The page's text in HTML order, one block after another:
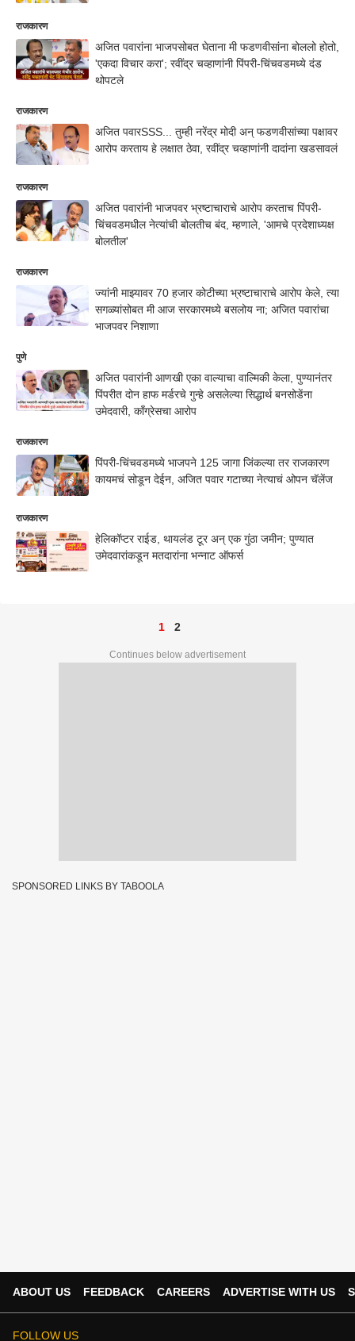
राजकारण
अजित पवारांना भाजपसोबत घेताना मी फडणवीसांना बोललो होतो,
'एकदा विचार करा'; रवींद्र चव्हाणांनी पिंपरी-चिंचवडमध्ये दंड
थोपटले
राजकारण
अजित पवारSSS... तुम्ही नरेंद्र मोदी अन् फडणवीसांच्या पक्षावर
आरोप करताय हे लक्षात ठेवा, रवींद्र चव्हाणांनी दादांना खडसावलं
राजकारण
अजित पवारांनी भाजपवर भ्रष्टाचाराचे आरोप करताच पिंपरी-
चिंचवडमधील नेत्यांची बोलतीच बंद, म्हणाले, 'आमचे प्रदेशाध्यक्ष
बोलतील'
राजकारण
ज्यांनी माझ्यावर 70 हजार कोटीच्या भ्रष्टाचाराचे आरोप केले, त्या
सगळ्यांसोबत मी आज सरकारमध्ये बसलोय ना; अजित पवारांचा
भाजपवर निशाणा
पुणे
अजित पवारांनी आणखी एका वाल्याचा वाल्मिकी केला, पुण्यानंतर
पिंपरीत दोन हाफ मर्डरचे गुन्हे असलेल्या सिद्धार्थ बनसोडेंना
उमेदवारी, काँग्रेसचा आरोप
राजकारण
पिंपरी-चिंचवडमध्ये भाजपने 125 जागा जिंकल्या तर राजकारण
कायमचं सोडून देईन, अजित पवार गटाच्या नेत्याचं ओपन चॅलेंज
राजकारण
हेलिकॉप्टर राईड, थायलंड टूर अन् एक गुंठा जमीन; पुण्यात
उमेदवारांकडून मतदारांना भन्नाट ऑफर्स
1 2
Continues below advertisement
SPONSORED LINKS BY TABOOLA
ABOUT US FEEDBACK CAREERS ADVERTISE WITH US
FOLLOW US